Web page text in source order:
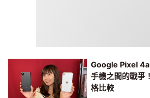
Google Pixel
手機之間的戰爭
格比較